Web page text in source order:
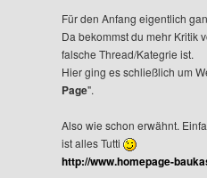
Für den Anfang eigentlich
Da bekommst du mehr Kritik
falsche Thread/Kategrie ist.
Hier ging es schließlich um
Page".
Also wie schon erwähnt.
ist alles Tutti
http://www.homepage-